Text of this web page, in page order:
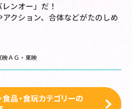
ンオー」だ！
クション、合体などがたのしめ
ＡＧ・東映